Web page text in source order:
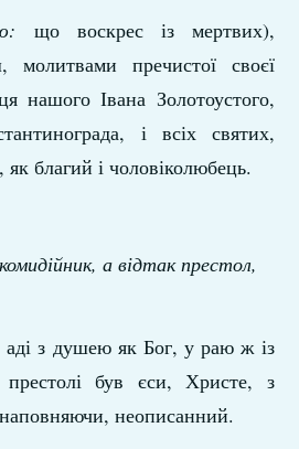
що воскрес із мертвих),
пречистої своєї
нашого Івана Золотоустого,
і всіх святих,
благий і чоловіколюбець.
а відтак престол,
з душею як Бог, у раю ж із
був єси, Христе, з
неописанний.